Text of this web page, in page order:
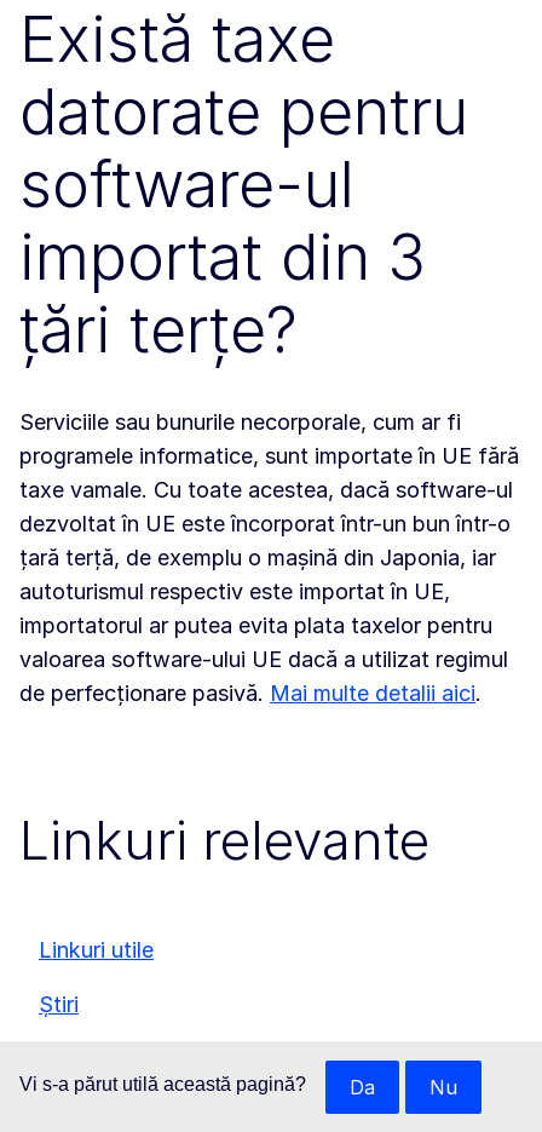
Există taxe
datorate pentru
software-ul
importat din 3
țări terțe?
Serviciile sau bunurile necorporale, cum ar fi
programele informatice, sunt importate în UE fără
taxe vamale. Cu toate acestea, dacă software-ul
dezvoltat în UE este încorporat într-un bun într-o
țară terță, de exemplu o mașină din Japonia, iar
autoturismul respectiv este importat în UE,
importatorul ar putea evita plata taxelor pentru
valoarea software-ului UE dacă a utilizat regimul
de perfecționare pasivă. Mai multe detalii aici.
Linkuri relevante
Linkuri utile
Știri
Vi s-a părut utilă această pagină? Da Nu